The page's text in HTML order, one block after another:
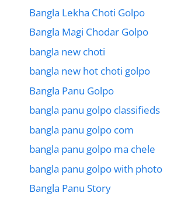
Bangla Lekha Choti Golpo
Bangla Magi Chodar Golpo
bangla new choti
bangla new hot choti golpo
Bangla Panu Golpo
bangla panu golpo classifieds
bangla panu golpo com
bangla panu golpo ma chele
bangla panu golpo with photo
Bangla Panu Story